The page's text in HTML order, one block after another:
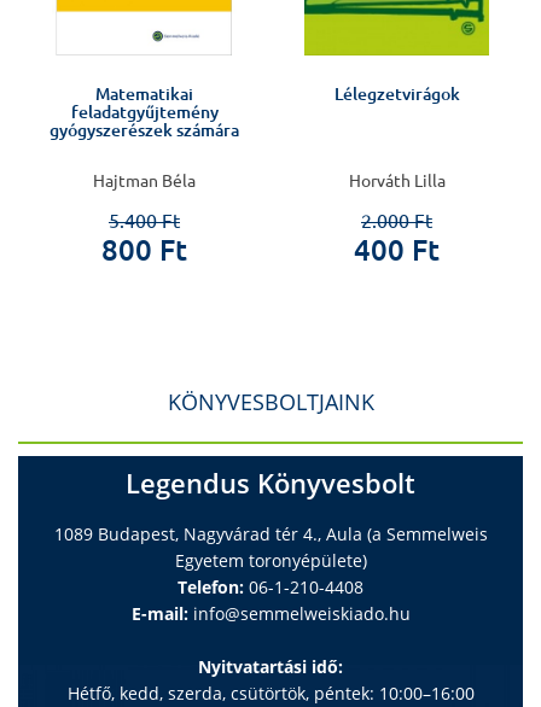
Matematikai
feladatgyűjtemény
gyógyszerészek számára
Hajtman Béla
5.400 Ft
800 Ft
Lélegzetvirágok
Horváth Lilla
2.000 Ft
400 Ft
KÖNYVESBOLTJAINK
Legendus Könyvesbolt
1089 Budapest, Nagyvárad tér 4., Aula (a Semmelweis
Egyetem toronyépülete)
Telefon: 06-1-210-4408
E-mail: info@semmelweiskiado.hu
Nyitvatartási idő:
Hétfő, kedd, szerda, csütörtök, péntek: 10:00–16:00